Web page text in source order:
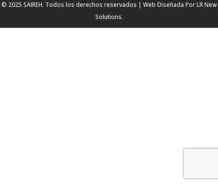
© 2025 SAIREH. Todos los derechos reservados | Web Diseñada PorLR New
Solutions.